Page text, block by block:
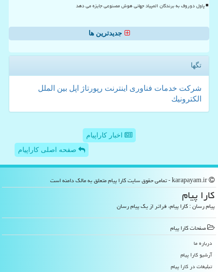
پاول دوروف به برندگان المپیاد جهانی هوش مصنوعی جایزه می دهد
جدیدترین ها
تگها
شركت خدمات فناوری اینترنت رپورتاژ اپل بین الملل
الكترونیك
اخبار کاراپیام
صفحه اصلی کاراپیام
كارا پیام
پیام رسان : کارا پیام، فراتر از یک پیام رسان
صفحات كارا پیام
درباره ما
آرشیو كارا پیام
تبلیغات در كارا پیام